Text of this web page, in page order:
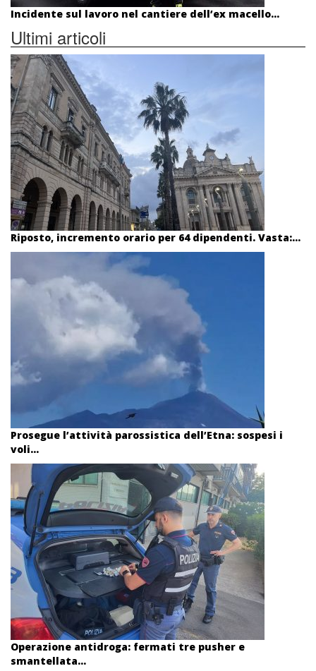
Incidente sul lavoro nel cantiere dell’ex macello...
Ultimi articoli
Riposto, incremento orario per 64 dipendenti. Vasta:...
Prosegue l’attività parossistica dell’Etna: sospesi i
voli...
Operazione antidroga: fermati tre pusher e
smantellata...